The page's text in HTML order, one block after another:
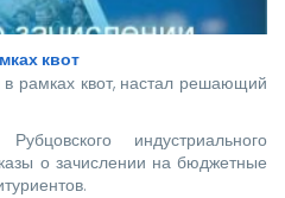
квот
в рамках квот, настал решающий
индустриального
о зачислении на бюджетные